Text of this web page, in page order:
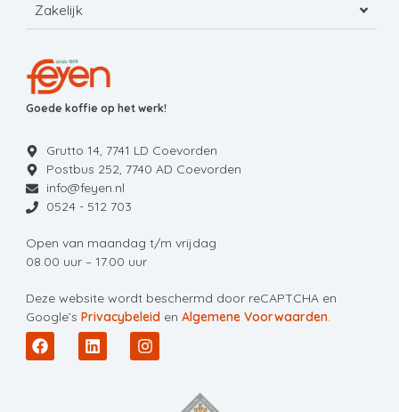
Zakelijk
Goede koffie op het werk!
Grutto 14, 7741 LD Coevorden
Postbus 252, 7740 AD Coevorden
info@feyen.nl
0524 - 512 703
Open van maandag t/m vrijdag
08.00 uur – 17.00 uur
Deze website wordt beschermd door reCAPTCHA en
Google’sPrivacybeleid enAlgemene Voorwaarden